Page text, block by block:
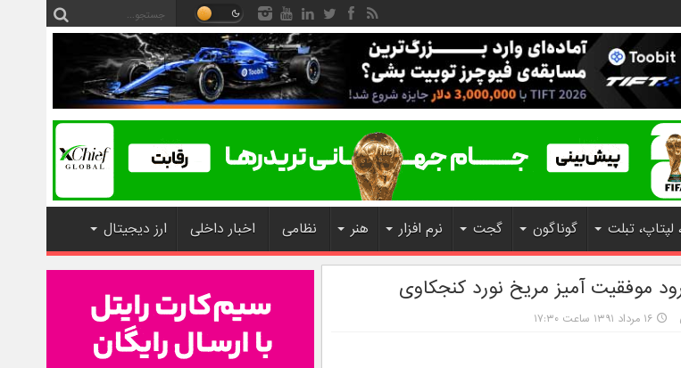
لپتاپ، تبلت گوناگون گجت نرم افزار هنر نظامی اخبار داخلی ارز دیجیتال
موفقیت آمیز مریخ نورد کنجکاوی
۱۶ مرداد ۱۳۹۱ ساعت ۱۷:۳۰